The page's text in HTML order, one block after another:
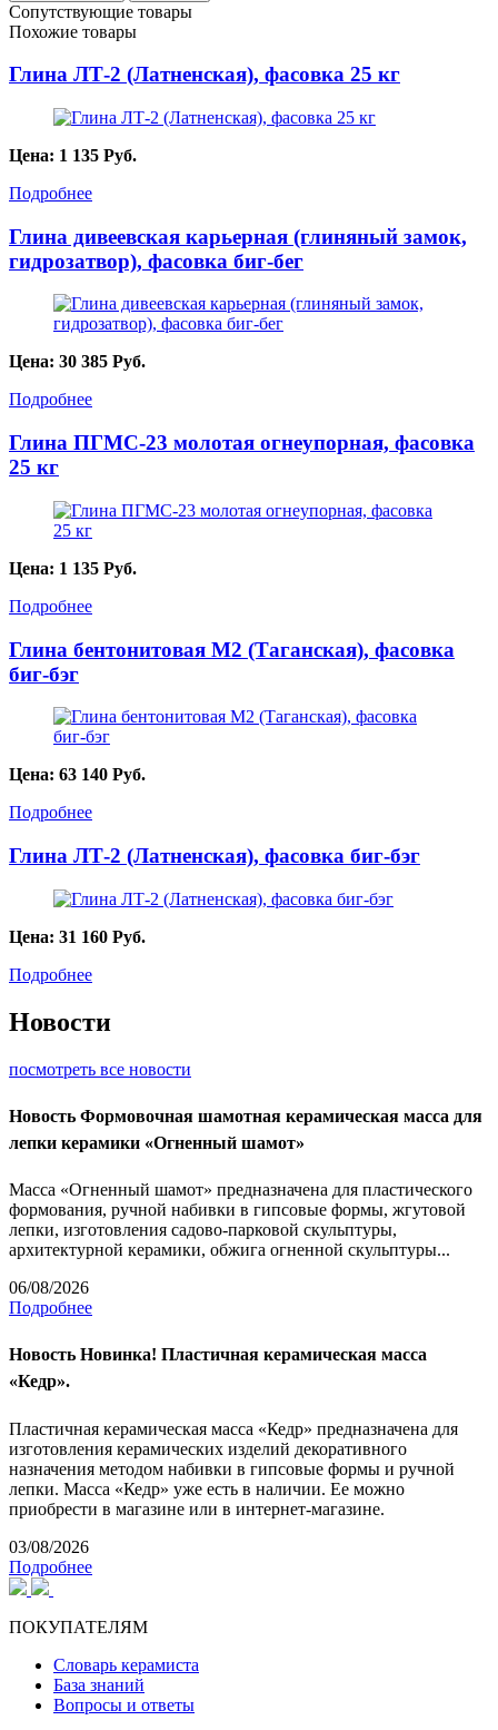
Сопутствующие товары
Похожие товары
Глина ЛТ-2 (Латненская), фасовка 25 кг
Цена: 1 135 Руб.
Подробнее
Глина дивеевская карьерная (глиняный замок,
гидрозатвор), фасовка биг-бег
Цена: 30 385 Руб.
Подробнее
Глина ПГМС-23 молотая огнеупорная, фасовка
25 кг
Цена: 1 135 Руб.
Подробнее
Глина бентонитовая М2 (Таганская), фасовка
биг-бэг
Цена: 63 140 Руб.
Подробнее
Глина ЛТ-2 (Латненская), фасовка биг-бэг
Цена: 31 160 Руб.
Подробнее
Новости
посмотреть все новости
Новость Формовочная шамотная керамическая масса для
лепки керамики «Огненный шамот»
Масса «Огненный шамот» предназначена для пластического
формования, ручной набивки в гипсовые формы, жгутовой
лепки, изготовления садово-парковой скульптуры,
архитектурной керамики, обжига огненной скульптуры...
06/08/2026
Подробнее
Новость Новинка! Пластичная керамическая масса
«Кедр».
Пластичная керамическая масса «Кедр» предназначена для
изготовления керамических изделий декоративного
назначения методом набивки в гипсовые формы и ручной
лепки. Масса «Кедр» уже есть в наличии. Ее можно
приобрести в магазине или в интернет-магазине.
03/08/2026
Подробнее
ПОКУПАТЕЛЯМ
Словарь керамиста
База знаний
Вопросы и ответы